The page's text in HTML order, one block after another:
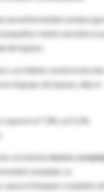
una enfermedad cardíaca
stents mecánicos
de bypass.
accidente cerebrovascular
el grupo de bypass, dijo el
al 7,3% y al 5,2%,
coronariasmenos
compleja. La
el bloqueo completo